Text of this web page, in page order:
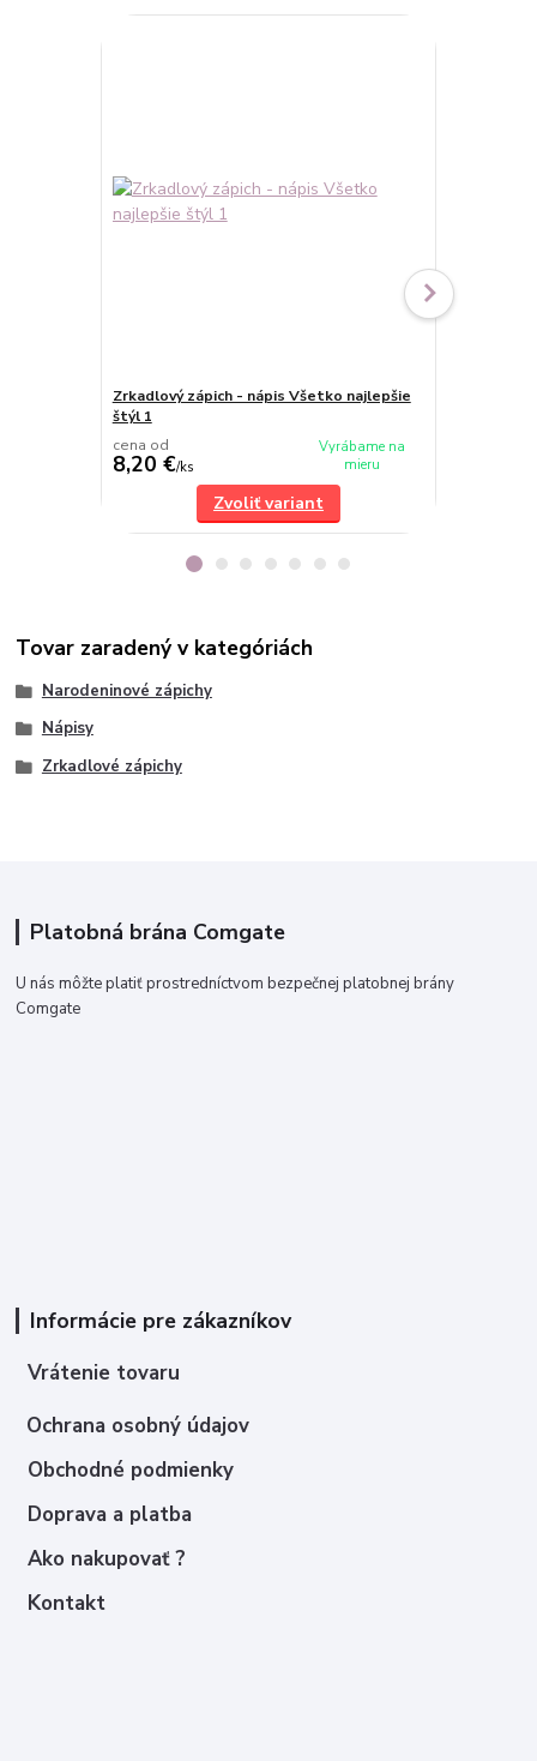
Zrkadlový zápich - nápis Všetko najlepšie
štýl 1
cena od
8,20 €/ks
Vyrábame na
mieru
Zvoliť variant
Tovar zaradený v kategóriách
Narodeninové zápichy
Nápisy
Zrkadlové zápichy
Platobná brána Comgate
U nás môžte platiť prostredníctvom bezpečnej platobnej brány
Comgate
Informácie pre zákazníkov
Vrátenie tovaru
Ochrana osobný údajov
Obchodné podmienky
Doprava a platba
Ako nakupovať ?
Kontakt